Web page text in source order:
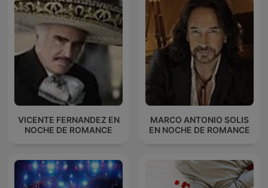
VICENTE FERNANDEZ EN
NOCHE DE ROMANCE
MARCO ANTONIO SOLIS
EN NOCHE DE ROMANCE